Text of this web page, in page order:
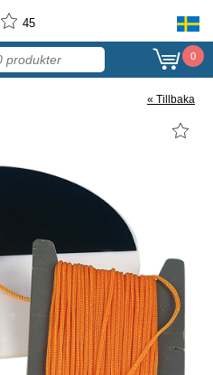
45
0
« Tillbaka